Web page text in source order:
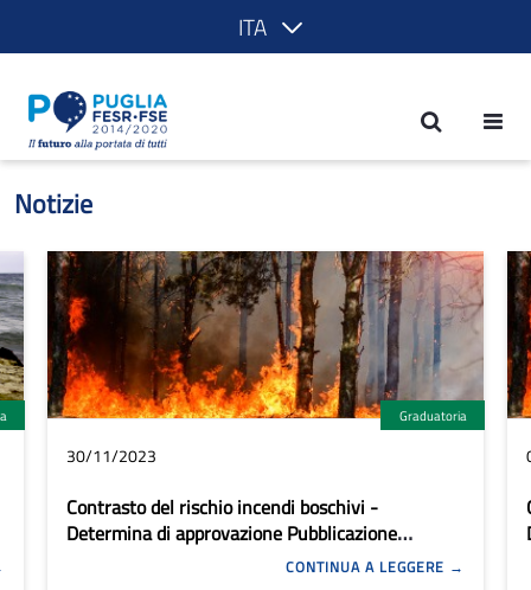
ITA
Notizie - POR Puglia 2014-2020
Notizie
Graduatoria
30/11/2023
Contrasto del rischio incendi boschivi -
Determina di approvazione Pubblicazione
CONTINUA A LEGGERE